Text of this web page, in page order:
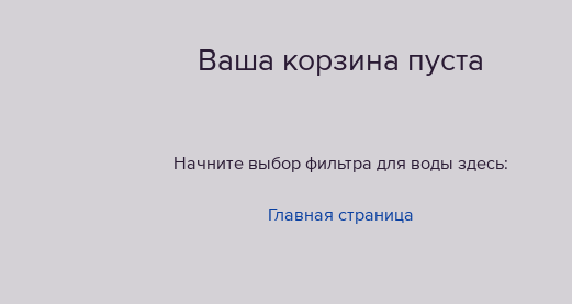
Ваша корзина пуста
Начните выбор фильтра для воды здесь:
Главная страница